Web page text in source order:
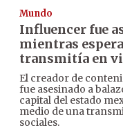
Mundo
Influencer fue
mientras
transmitía en
El creador de
fue asesinado a
capital del estado
medio de una
sociales.